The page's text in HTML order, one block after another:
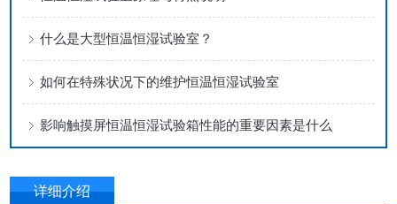
什么是大型恒温恒湿试验室？
如何在特殊状况下的维护恒温恒湿试验室
影响触摸屏恒温恒湿试验箱性能的重要因素是什么
详细介绍